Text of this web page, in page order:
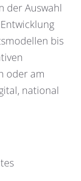
der Auswahl
bis
oder am
national